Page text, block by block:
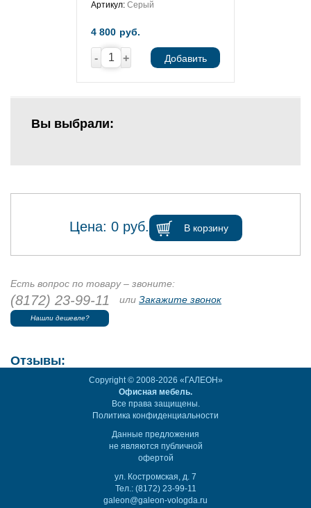
Артикул: Серый
4 800 руб.
- + Добавить
Вы выбрали:
Цена: 0руб. В корзину
Есть вопрос по товару – звоните:
(8172) 23-99-11 или Закажите звонок
Нашли дешевле?
Отзывы:
Copyright © 2008-2026 «ГАЛЕОН»
Офисная мебель.
Все права защищены.
Политика конфиденциальности
Данные предложения
не являются публичной
офертой
ул. Костромская, д. 7
Тел.: (8172) 23-99-11
galeon@galeon-vologda.ru